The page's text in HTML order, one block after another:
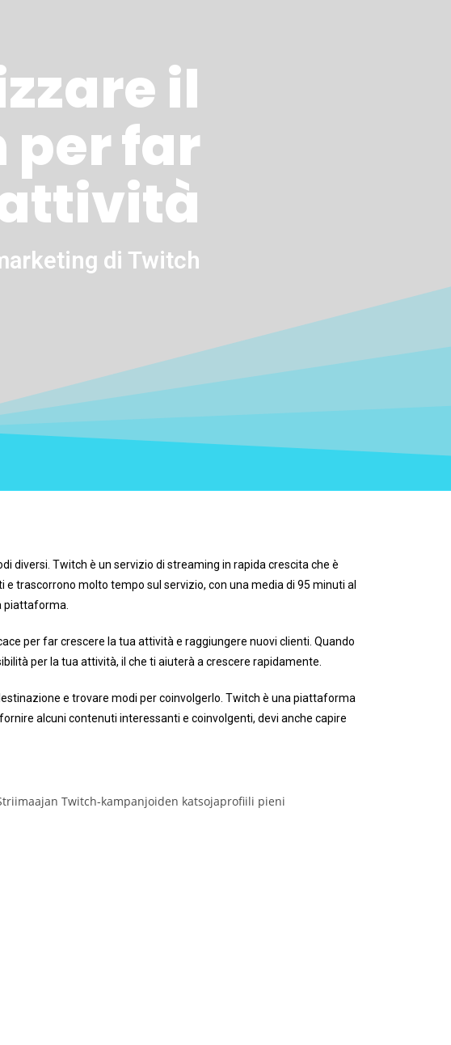
il
far
di Twitch
diversi. Twitch è un servizio di streaming in rapida crescita che è
trascorrono molto tempo sul servizio, con una media di 95 minuti al
piattaforma.
per far crescere la tua attività e raggiungere nuovi clienti. Quando
per la tua attività, il che ti aiuterà a crescere rapidamente.
e trovare modi per coinvolgerlo. Twitch è una piattaforma
alcuni contenuti interessanti e coinvolgenti, devi anche capire